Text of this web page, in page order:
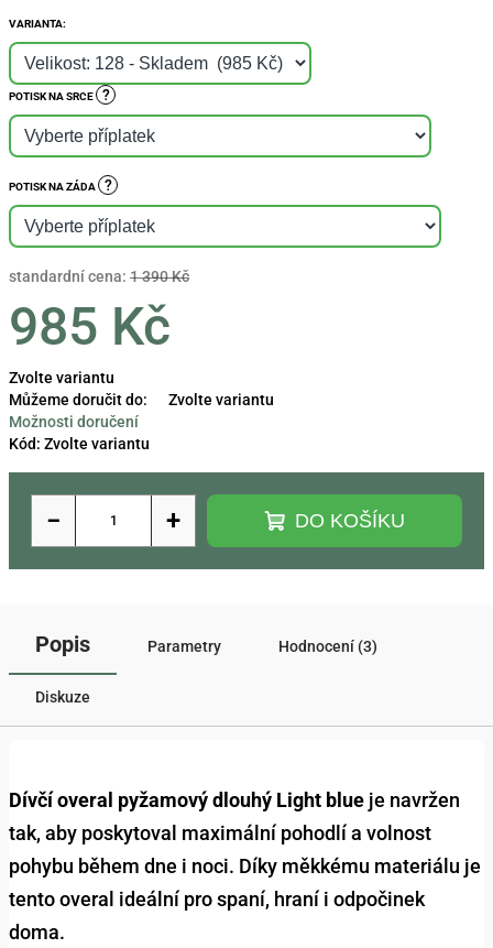
VARIANTA:
POTISK NA SRCE ?
POTISK NA ZÁDA ?
standardní cena: 1 390 Kč
985 Kč
Měrná
cena:
Zvolte variantu
Můžeme doručit do:
Zvolte variantu
Možnosti doručení
Kód: Zvolte variantu
+
− DO KOŠÍKU
Popis Parametry Hodnocení (3)
Diskuze
Dívčí overal pyžamový dlouhý Light blue je navržen
tak, aby poskytoval maximální pohodlí a volnost
pohybu během dne i noci. Díky měkkému materiálu je
tento overal ideální pro spaní, hraní i odpočinek
doma.